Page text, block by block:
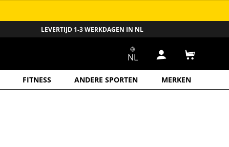
LEVERTIJD 1-3 WERKDAGEN IN NL
FITNESS ANDERE SPORTEN MERKEN
NL Inloggen